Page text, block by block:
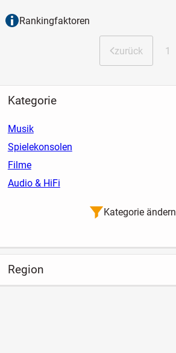
Rankingfaktoren
zurück 1
Kategorie
Musik
Spielekonsolen
Filme
Audio & HiFi
Kategorie ändern
Region